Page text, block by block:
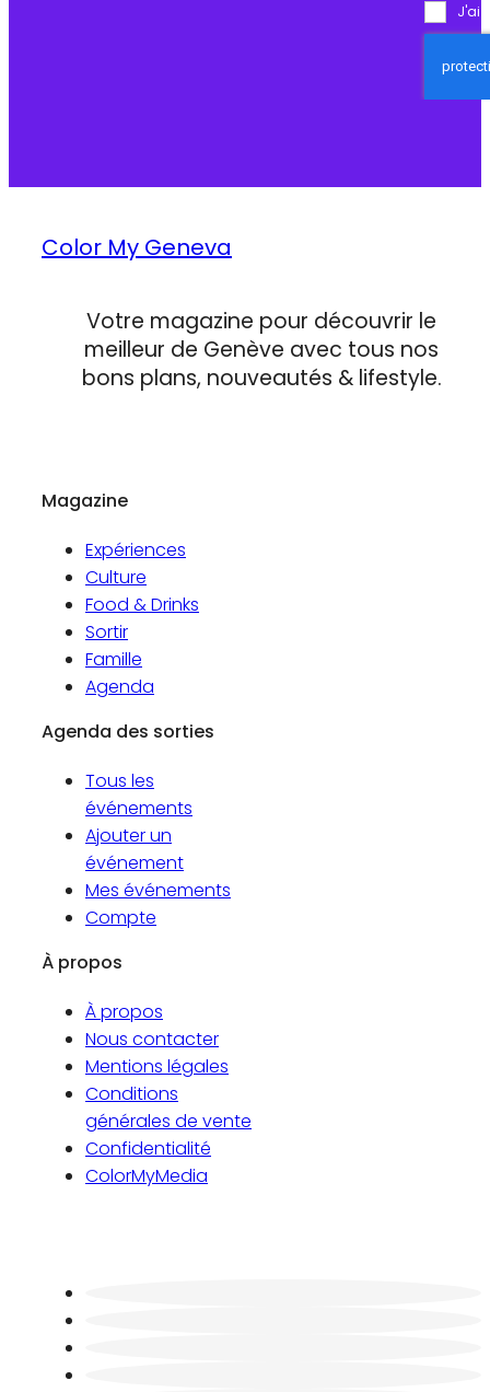
J'ai
Color My Geneva
Votre magazine pour découvrir le
meilleur de Genève avec tous nos
bons plans, nouveautés & lifestyle.
Magazine
Expériences
Culture
Food & Drinks
Sortir
Famille
Agenda
Agenda des sorties
Tous les
événements
Ajouter un
événement
Mes événements
Compte
À propos
À propos
Nous contacter
Mentions légales
Conditions
générales de vente
Confidentialité
ColorMyMedia